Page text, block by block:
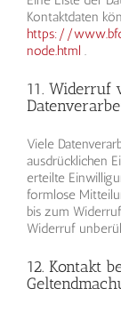
Kontaktdaten
https://
node.html .
11. Widerruf
Viele
ausdrücklichen
erteilte
formlose
bis zum
Widerruf
12. Kontakt